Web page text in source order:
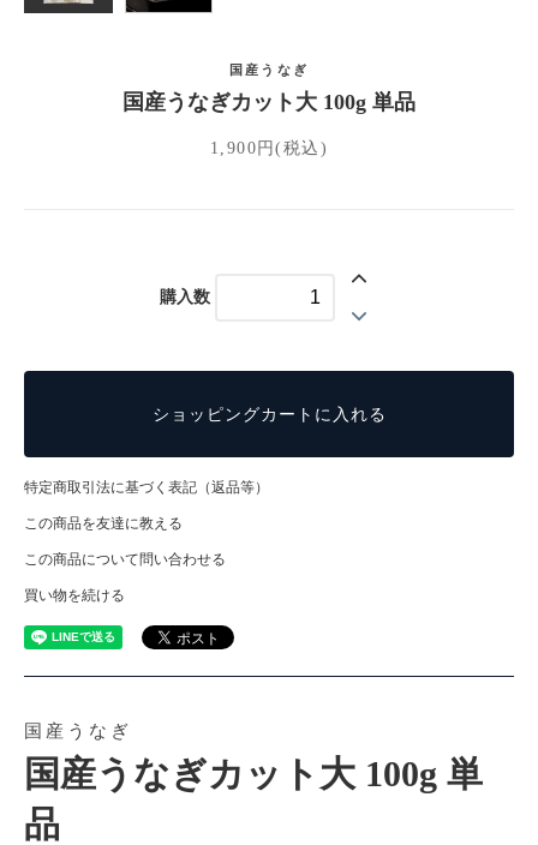
国産うなぎ
国産うなぎカット大 100g 単品
1,900円(税込)
購入数
ショッピングカートに入れる
特定商取引法に基づく表記（返品等）
この商品を友達に教える
この商品について問い合わせる
買い物を続ける
国産うなぎ
国産うなぎカット大 100g 単
品